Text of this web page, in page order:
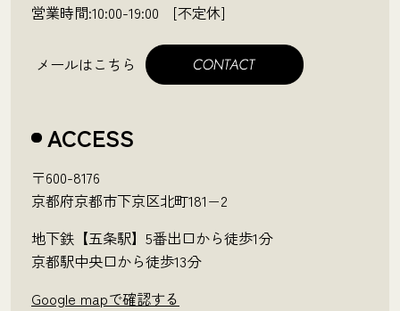
営業時間:10:00-19:00 [不定休]
メールはこちら
ACCESS
〒600-8176
京都府京都市下京区北町181−2
地下鉄【五条駅】5番出口から徒歩1分
京都駅中央口から徒歩13分
Google mapで確認する